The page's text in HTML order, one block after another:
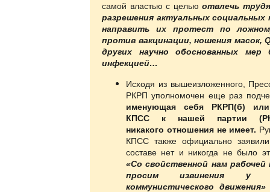
самой властью с целью отвлечь
разрешения актуальных социальных
направить их протест по
против вакцинации, ношения масок,
других научно обоснованных мер
инфекцией…
Исходя из вышеизложенного,
РКРП уполномочен еще раз
именующая себя РКРП(б)
КПСС к нашей партии
никакого отношения не имеет.
КПСС также официально
составе нет и никогда не было
«Со свойственной нам
просим извинения у
коммунистического движения»